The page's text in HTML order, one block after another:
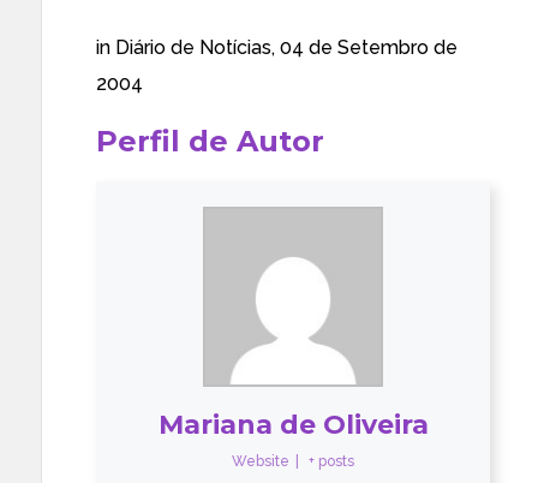
in Diário de Notícias, 04 de Setembro de
2004
Perfil de Autor
Mariana de Oliveira
Website + posts